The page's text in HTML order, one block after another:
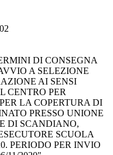
DI CONSEGNA
A SELEZIONE
AI SENSI
CENTRO PER
LA COPERTURA DI
PRESSO UNIONE
DI SCANDIANO,
SCUOLA
PERIODO PER INVIO